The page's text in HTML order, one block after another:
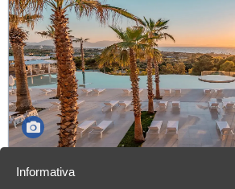
Costa Verde Water Park &
Informativa